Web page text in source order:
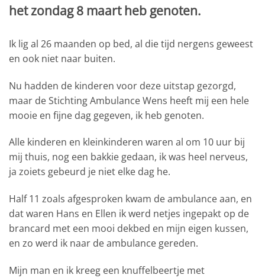
het zondag 8 maart heb genoten.
Ik lig al 26 maanden op bed, al die tijd nergens geweest
en ook niet naar buiten.
Nu hadden de kinderen voor deze uitstap gezorgd,
maar de Stichting Ambulance Wens heeft mij een hele
mooie en fijne dag gegeven, ik heb genoten.
Alle kinderen en kleinkinderen waren al om 10 uur bij
mij thuis, nog een bakkie gedaan, ik was heel nerveus,
ja zoiets gebeurd je niet elke dag he.
Half 11 zoals afgesproken kwam de ambulance aan, en
dat waren Hans en Ellen ik werd netjes ingepakt op de
brancard met een mooi dekbed en mijn eigen kussen,
en zo werd ik naar de ambulance gereden.
Mijn man en ik kreeg een knuffelbeertje met